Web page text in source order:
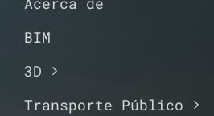
BIM
3D
Transporte Público